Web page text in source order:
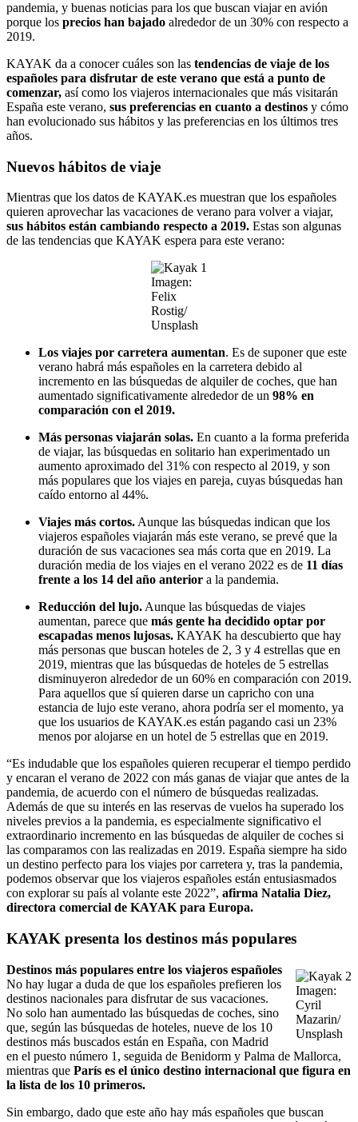
pandemia, y buenas noticias para los que buscan viajar en avión
porque los precios han bajado alrededor de un 30% con respecto a
2019.
KAYAK da a conocer cuáles son las tendencias de viaje de los
españoles para disfrutar de este verano que está a punto de
comenzar, así como los viajeros internacionales que más visitarán
España este verano, sus preferencias en cuanto a destinos y cómo
han evolucionado sus hábitos y las preferencias en los últimos tres
años.
Nuevos hábitos de viaje
Mientras que los datos de KAYAK.es muestran que los españoles
quieren aprovechar las vacaciones de verano para volver a viajar,
sus hábitos están cambiando respecto a 2019. Estas son algunas
de las tendencias que KAYAK espera para este verano:
Imagen:
Felix
Rostig/
Unsplash
Los viajes por carretera aumentan. Es de suponer que este
verano habrá más españoles en la carretera debido al
incremento en las búsquedas de alquiler de coches, que han
aumentado significativamente alrededor de un 98% en
comparación con el 2019.
Más personas viajarán solas. En cuanto a la forma preferida
de viajar, las búsquedas en solitario han experimentado un
aumento aproximado del 31% con respecto al 2019, y son
más populares que los viajes en pareja, cuyas búsquedas han
caído entorno al 44%.
Viajes más cortos. Aunque las búsquedas indican que los
viajeros españoles viajarán más este verano, se prevé que la
duración de sus vacaciones sea más corta que en 2019. La
duración media de los viajes en el verano 2022 es de 11 días
frente a los 14 del año anterior a la pandemia.
Reducción del lujo. Aunque las búsquedas de viajes
aumentan, parece que más gente ha decidido optar por
escapadas menos lujosas. KAYAK ha descubierto que hay
más personas que buscan hoteles de 2, 3 y 4 estrellas que en
2019, mientras que las búsquedas de hoteles de 5 estrellas
disminuyeron alrededor de un 60% en comparación con 2019.
Para aquellos que sí quieren darse un capricho con una
estancia de lujo este verano, ahora podría ser el momento, ya
que los usuarios de KAYAK.es están pagando casi un 23%
menos por alojarse en un hotel de 5 estrellas que en 2019.
“Es indudable que los españoles quieren recuperar el tiempo perdido
y encaran el verano de 2022 con más ganas de viajar que antes de la
pandemia, de acuerdo con el número de búsquedas realizadas.
Además de que su interés en las reservas de vuelos ha superado los
niveles previos a la pandemia, es especialmente significativo el
extraordinario incremento en las búsquedas de alquiler de coches si
las comparamos con las realizadas en 2019. España siempre ha sido
un destino perfecto para los viajes por carretera y, tras la pandemia,
podemos observar que los viajeros españoles están entusiasmados
con explorar su país al volante este 2022”, afirma Natalia Diez,
directora comercial de KAYAK para Europa.
KAYAK presenta los destinos más populares
Imagen:
Cyril
Mazarin/
Unsplash
Destinos más populares entre los viajeros españoles
No hay lugar a duda de que los españoles prefieren los
destinos nacionales para disfrutar de sus vacaciones.
No solo han aumentado las búsquedas de coches, sino
que, según las búsquedas de hoteles, nueve de los 10
destinos más buscados están en España, con Madrid
en el puesto número 1, seguida de Benidorm y Palma de Mallorca,
mientras que París es el único destino internacional que figura en
la lista de los 10 primeros.
Sin embargo, dado que este año hay más españoles que buscan